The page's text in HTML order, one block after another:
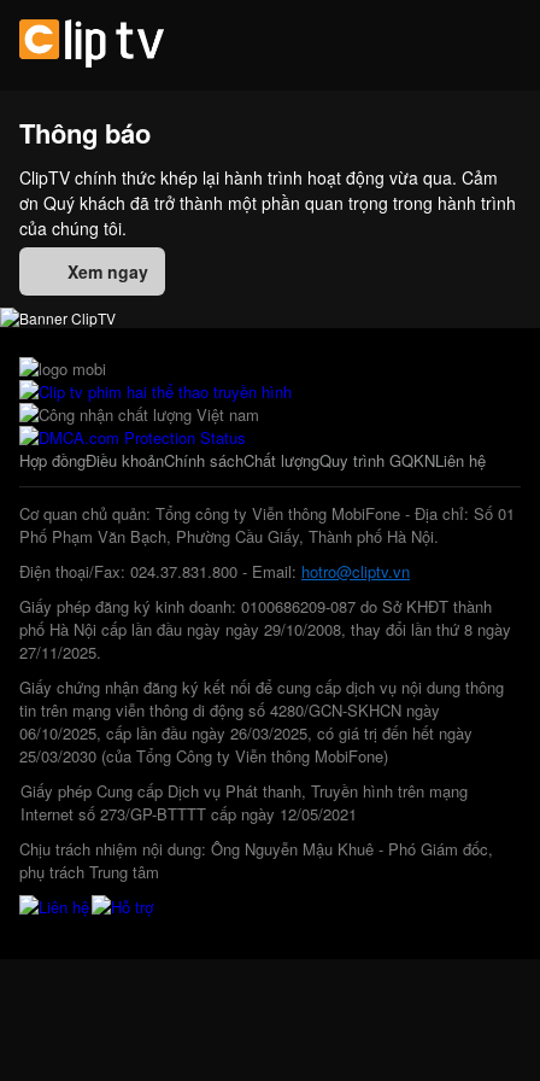
Thông báo
ClipTV chính thức khép lại hành trình hoạt động vừa qua. Cảm
ơn Quý khách đã trở thành một phần quan trọng trong hành trình
của chúng tôi.
Xem ngay
Hợp đồngĐiều khoảnChính sáchChất lượngQuy trình GQKNLiên hệ
Cơ quan chủ quản: Tổng công ty Viễn thông MobiFone - Địa chỉ: Số 01
Phố Phạm Văn Bạch, Phường Cầu Giấy, Thành phố Hà Nội.
Điện thoại/Fax: 024.37.831.800 - Email: hotro@cliptv.vn
Giấy phép đăng ký kinh doanh: 0100686209-087 do Sở KHĐT thành
phố Hà Nội cấp lần đầu ngày ngày 29/10/2008, thay đổi lần thứ 8 ngày
27/11/2025.
Giấy chứng nhận đăng ký kết nối để cung cấp dịch vụ nội dung thông
tin trên mạng viễn thông di động số 4280/GCN-SKHCN ngày
06/10/2025, cấp lần đầu ngày 26/03/2025, có giá trị đến hết ngày
25/03/2030 (của Tổng Công ty Viễn thông MobiFone)
Giấy phép Cung cấp Dịch vụ Phát thanh, Truyền hình trên mạng
Internet số 273/GP-BTTTT cấp ngày 12/05/2021
Chịu trách nhiệm nội dung: Ông Nguyễn Mậu Khuê - Phó Giám đốc,
phụ trách Trung tâm